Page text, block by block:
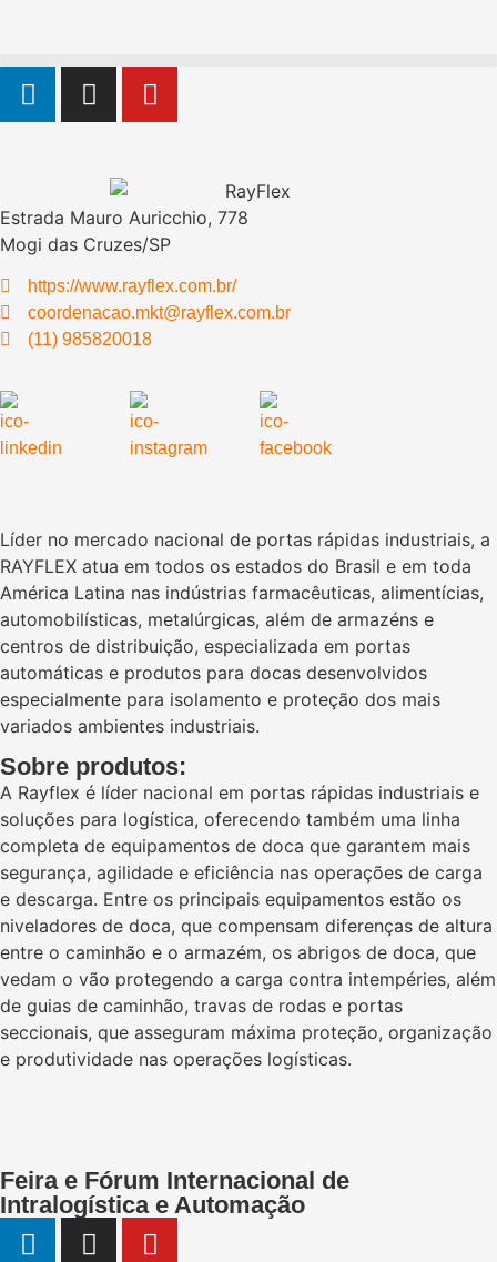
Estrada Mauro Auricchio, 778
Mogi das Cruzes/SP
https://www.rayflex.com.br/
coordenacao.mkt@rayflex.com.br
(11) 985820018
Líder no mercado nacional de portas rápidas industriais, a
RAYFLEX atua em todos os estados do Brasil e em toda
América Latina nas indústrias farmacêuticas, alimentícias,
automobilísticas, metalúrgicas, além de armazéns e
centros de distribuição, especializada em portas
automáticas e produtos para docas desenvolvidos
especialmente para isolamento e proteção dos mais
variados ambientes industriais.
Sobre produtos:
A Rayflex é líder nacional em portas rápidas industriais e
soluções para logística, oferecendo também uma linha
completa de equipamentos de doca que garantem mais
segurança, agilidade e eficiência nas operações de carga
e descarga. Entre os principais equipamentos estão os
niveladores de doca, que compensam diferenças de altura
entre o caminhão e o armazém, os abrigos de doca, que
vedam o vão protegendo a carga contra intempéries, além
de guias de caminhão, travas de rodas e portas
seccionais, que asseguram máxima proteção, organização
e produtividade nas operações logísticas.
Feira e Fórum Internacional de
Intralogística e Automação